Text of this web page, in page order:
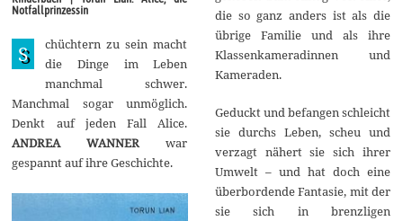
m
b
e
r
2
0
Notfallprinzessin
S
chüchtern zu sein macht
die Dinge im Leben
manchmal schwer.
Manchmal sogar unmöglich.
Denkt auf jeden Fall Alice.
ANDREA WANNERwar
gespannt auf ihre Geschichte.
die so ganz anders ist als die
übrige Familie und als ihre
Klassenkameradinnen und
Kameraden.
Geduckt und befangen schleicht
sie durchs Leben, scheu und
verzagt nähert sie sich ihrer
Umwelt – und hat doch eine
überbordende Fantasie, mit der
sie sich in brenzligen